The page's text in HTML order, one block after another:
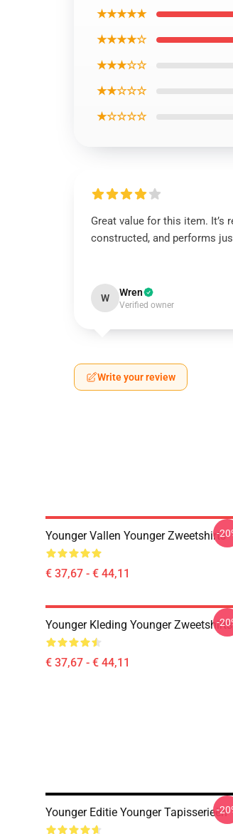
★★★★★
★★★★☆
★★★☆☆
★★☆☆☆
★☆☆☆☆
Great value for this item. It’s
constructed, and performs
W Wren
Verified owner
Write your review
Younger Vallen Younger Zweetshirts
€ 37,67 - € 44,11
-
Younger Kleding Younger Zweetshirts
€ 37,67 - € 44,11
-
Younger Editie Younger Tapisserieën
-